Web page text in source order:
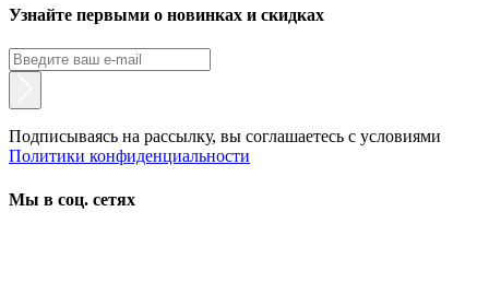
Узнайте первыми о новинках и скидках
Подписываясь на рассылку, вы соглашаетесь с условиями
Политики конфиденциальности
Мы в соц. сетях